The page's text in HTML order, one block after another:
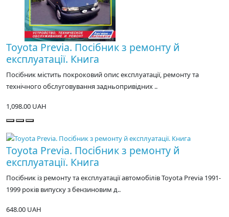
Toyota Previa. Посібник з ремонту й
експлуатації. Книга
Посібник містить покроковий опис експлуатації, ремонту та
технічного обслуговування задньопривідних ..
1,098.00 UAH
Toyota Previa. Посібник з ремонту й
експлуатації. Книга
Посібник із ремонту та експлуатації автомобілів Toyota Previa 1991-
1999 років випуску з бензиновим д..
648.00 UAH